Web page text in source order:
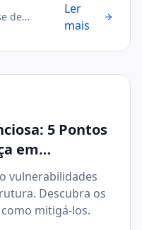
de
Ler
mais
5 Pontos
em
vulnerabilidades
Descubra os
mitigá-los.